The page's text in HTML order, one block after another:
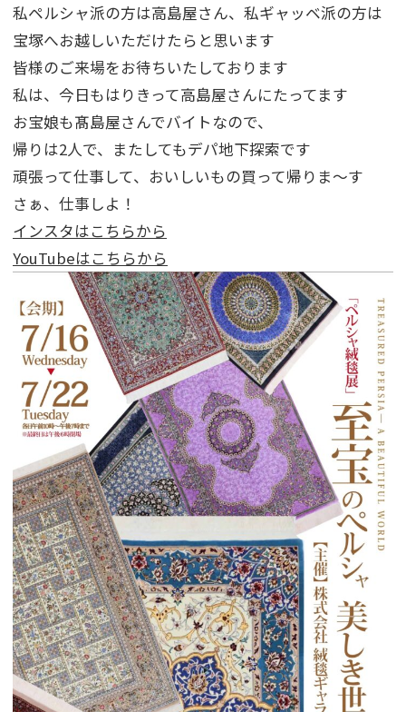
私ペルシャ派の方は高島屋さん、私ギャッベ派の方は
宝塚へお越しいただけたらと思います
皆様のご来場をお待ちいたしております
私は、今日もはりきって高島屋さんにたってます
お宝娘も髙島屋さんでバイトなので、
帰りは2人で、またしてもデパ地下探索です
頑張って仕事して、おいしいもの買って帰りま～す
さぁ、仕事しよ！
インスタはこちらから
YouTubeはこちらから